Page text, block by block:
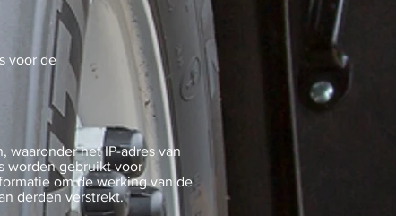
voor de
het IP-adres van
worden gebruikt voor
om de werking van de
derden verstrekt.